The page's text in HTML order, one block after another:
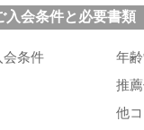
入会条件と必要書類
会条件
年
推
他